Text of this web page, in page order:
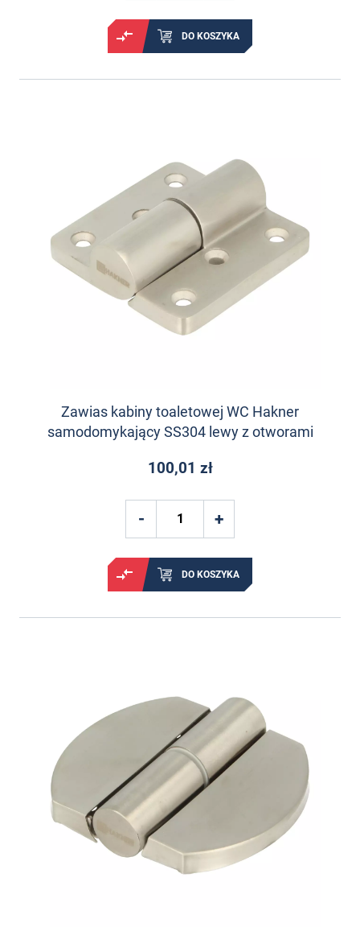
DO KOSZYKA
Zawias kabiny toaletowej WC Hakner
samodomykający SS304 lewy z otworami
100,01 zł
DO KOSZYKA